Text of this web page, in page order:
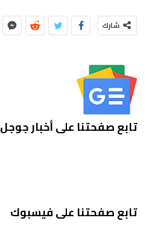
شارك
تابع صفحتنا على أخبار جوجل
تابع صفحتنا على فيسبوك